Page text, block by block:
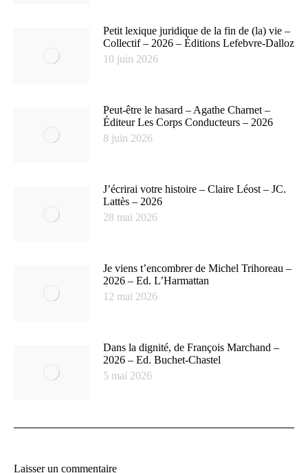
Petit lexique juridique de la fin de (la) vie –
Collectif – 2026 – Éditions Lefebvre-Dalloz
10 juin 2026
Peut-être le hasard – Agathe Charnet –
Éditeur Les Corps Conducteurs – 2026
8 juin 2026
J’écrirai votre histoire – Claire Léost – JC.
Lattès – 2026
28 mai 2026
Je viens t’encombrer de Michel Trihoreau –
2026 – Ed. L’Harmattan
12 mai 2026
Dans la dignité, de François Marchand –
2026 – Ed. Buchet-Chastel
5 mai 2026
Laisser un commentaire